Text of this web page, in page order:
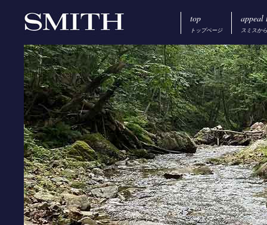
top
トップページ
appeal
スミスか